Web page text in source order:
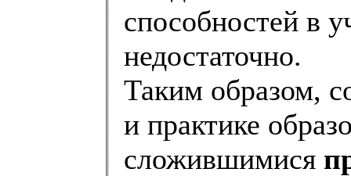
способностей в
недостаточно.
Таким образом,
и практике
сложившимися